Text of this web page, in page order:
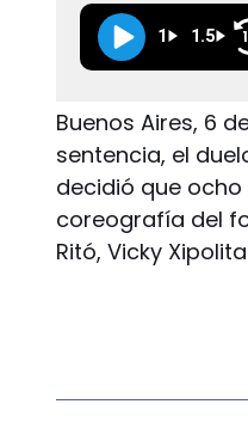
1 1.5
Buenos Aires, 6
sentencia, el
decidió que
coreografía del
Ritó, Vicky